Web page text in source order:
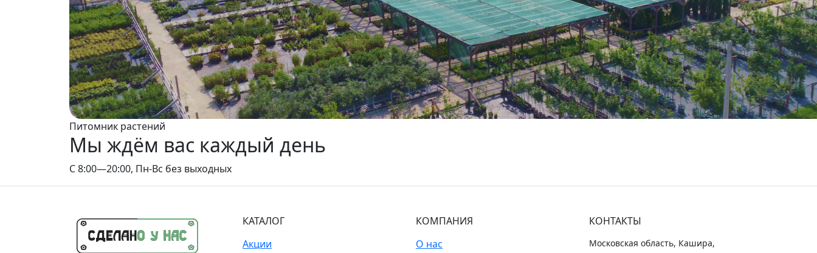
Питомник растений
Мы ждём вас каждый день
С 8:00—20:00, Пн-Вс без выходных
КАТАЛОГ
Акции
КОМПАНИЯ
О нас
КОНТАКТЫ
Московская область, Кашира,